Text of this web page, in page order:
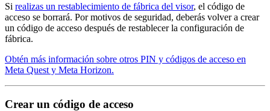
Si realizas un restablecimiento de fábrica del visor, el código de
acceso se borrará. Por motivos de seguridad, deberás volver a crear
un código de acceso después de restablecer la configuración de
fábrica.
Obtén más información sobre otros PIN y códigos de acceso en
Meta Quest y Meta Horizon.
Crear un código de acceso